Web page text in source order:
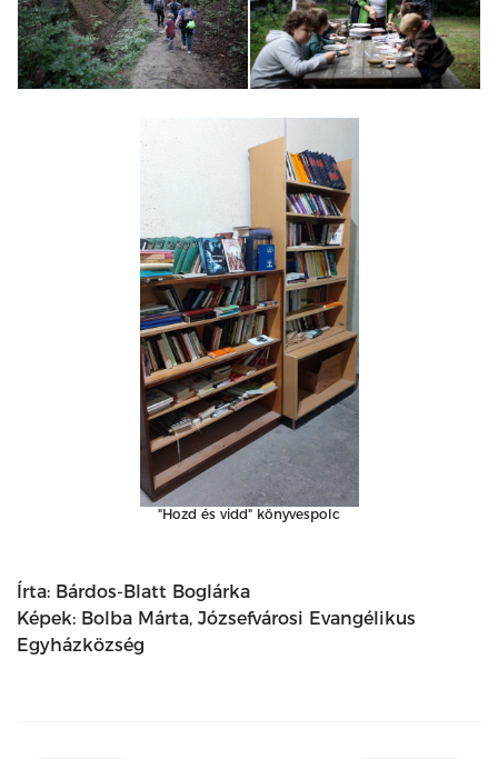
"Hozd és vidd" könyvespolc
Írta: Bárdos-Blatt Boglárka
Képek: Bolba Márta, Józsefvárosi Evangélikus
Egyházközség